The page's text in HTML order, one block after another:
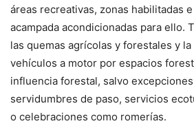
áreas recreativas, zonas habilitadas
acampada acondicionadas para ello.
las quemas agrícolas y forestales y
vehículos a motor por espacios
influencia forestal, salvo
servidumbres de paso, servicios
o celebraciones como romerías.